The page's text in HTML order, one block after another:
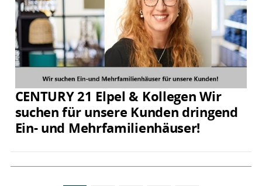
CENTURY 21 Elpel & Kollegen Wir
suchen für unsere Kunden dringend
Ein- und Mehrfamilienhäuser!